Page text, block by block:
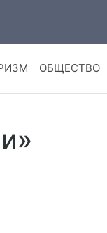
ОБЩЕСТВО